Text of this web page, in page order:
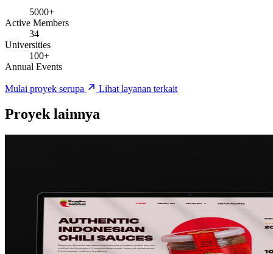
5000+
Active Members
34
Universities
100+
Annual Events
Mulai proyek serupa Lihat layanan terkait
Proyek lainnya